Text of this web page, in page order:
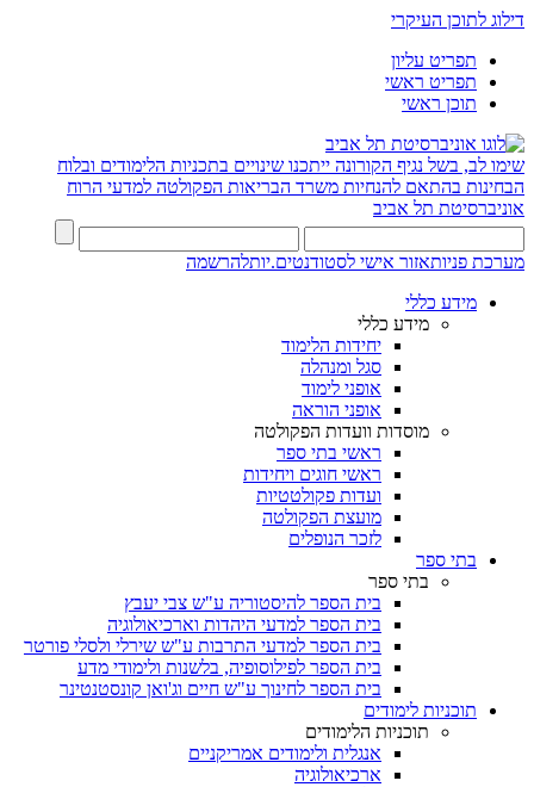
דילוג לתוכן העיקרי
תפריט עליון
תפריט ראשי
תוכן ראשי
שימו לב, בשל נגיף הקורונה ייתכנו שינויים בתכניות הלימודים ובלוח
הבחינות בהתאם להנחיות משרד הבריאות הפקולטה למדעי הרוח
אוניברסיטת תל אביב
מערכת פניותאזור אישי לסטודנטים.יותלהרשמה
מידע כללי
מידע כללי
יחידות הלימוד
סגל ומנהלה
אופני לימוד
אופני הוראה
מוסדות וועדות הפקולטה
ראשי בתי ספר
ראשי חוגים ויחידות
ועדות פקולטטיות
מועצת הפקולטה
לזכר הנופלים
בתי ספר
בתי ספר
בית הספר להיסטוריה ע"ש צבי יעבץ
בית הספר למדעי היהדות וארכיאולוגיה
בית הספר למדעי התרבות ע"ש שירלי ולסלי פורטר
בית הספר לפילוסופיה, בלשנות ולימודי מדע
בית הספר לחינוך ע"ש חיים וג'ואן קונסטנטינר
תוכניות לימודים
תוכניות הלימודים
אנגלית ולימודים אמריקניים
ארכיאולוגיה